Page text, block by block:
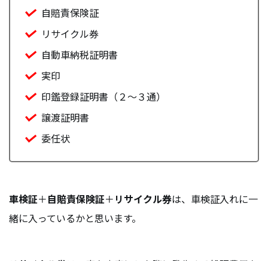
自賠責保険証
リサイクル券
自動車納税証明書
実印
印鑑登録証明書（２～３通）
譲渡証明書
委任状
車検証＋自賠責保険証＋ リサイクル券は、車検証入れに一
緒に入っているかと思います。